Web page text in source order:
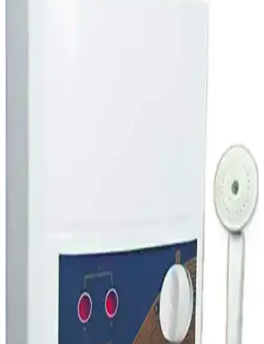
Finlux FXTS 650 65 Litre Mekanik Termosifon
Finlux FXTS 650, 65 litre kapasitesi, titanyum kaplamalı kazanı ve
enerji tasarrufu sağlayan izolasyonu ile dayanıklı ve kullanışlı bir
Airfel Maestro Optimum 20/24 Tam Yoğuşmalı
Kombi: Yüksek Performans ve Enerji Tasarrufu
Airfel Maestro Optimum 20/24 tam yoğuşmalı kombi, üstün enerji
tasarrufu ve yüksek sıcak su kapasitesi ile modern yaşam alanları
için ideal çözümler sunar.
Daikin Icon Premix 20 Kw Yoğuşmalı Kombi:
Enerji Verimli ve Çevre Dostu Isıtma Çözümü